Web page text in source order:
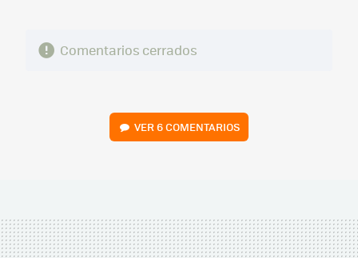
Comentarios cerrados
VER 6 COMENTARIOS